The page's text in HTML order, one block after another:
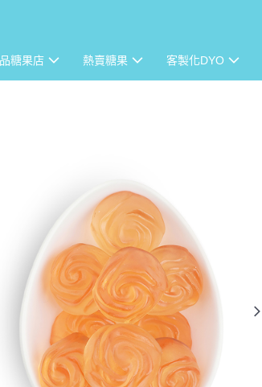
糖果店 熱賣糖果 客製化DYO